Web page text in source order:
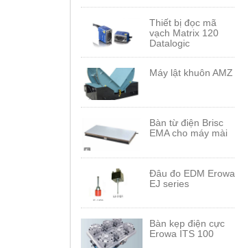
Thiết bị đọc mã
vạch Matrix 120
Datalogic
Máy lật khuôn AMZ
Bàn từ điện Brisc
EMA cho máy mài
Đâu đo EDM Erowa
EJ series
Bàn kẹp điện cực
Erowa ITS 100